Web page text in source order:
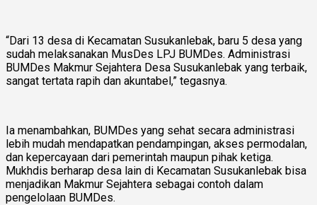
“Dari 13 desa di Kecamatan Susukanlebak, baru 5 desa yang
sudah melaksanakan MusDes LPJ BUMDes. Administrasi
BUMDes Makmur Sejahtera Desa Susukanlebak yang terbaik,
sangat tertata rapih dan akuntabel,” tegasnya.
Ia menambahkan, BUMDes yang sehat secara administrasi
lebih mudah mendapatkan pendampingan, akses permodalan,
dan kepercayaan dari pemerintah maupun pihak ketiga.
Mukhdis berharap desa lain di Kecamatan Susukanlebak bisa
menjadikan Makmur Sejahtera sebagai contoh dalam
pengelolaan BUMDes.